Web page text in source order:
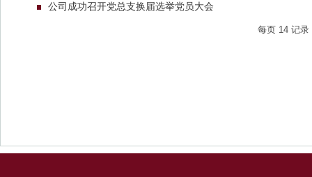
公司成功召开党总支换届选举党员大会
每页 14 记录